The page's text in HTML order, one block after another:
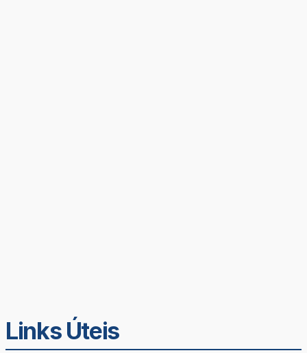
Links Úteis